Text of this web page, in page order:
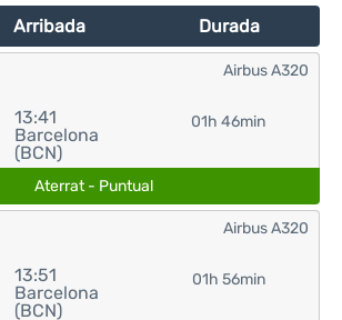
Arribada Durada
13:41
Barcelona
(BCN)
01h 46min
Airbus A320
Aterrat - Puntual
13:51
Barcelona
(BCN)
01h 56min
Airbus A320